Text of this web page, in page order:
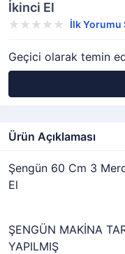
İkinci El
İlk Yorumu
Geçici olarak temin
Ürün Açıklaması
Şengün 60 Cm 3
El
ŞENGÜN MAKİNA
YAPILMIŞ